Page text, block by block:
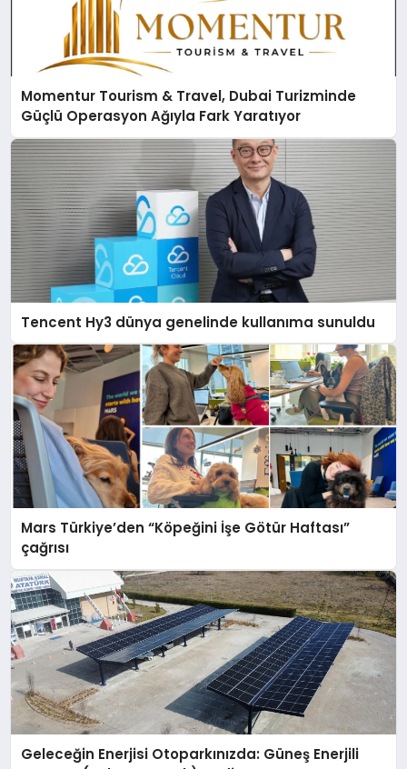
Momentur Tourism & Travel, Dubai Turizminde
Güçlü Operasyon Ağıyla Fark Yaratıyor
Tencent Hy3 dünya genelinde kullanıma sunuldu
Mars Türkiye’den “Köpeğini İşe Götür Haftası”
çağrısı
Geleceğin Enerjisi Otoparkınızda: Güneş Enerjili